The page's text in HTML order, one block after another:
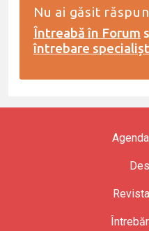
Nu ai găsit
Întreabă în Forum
întrebare